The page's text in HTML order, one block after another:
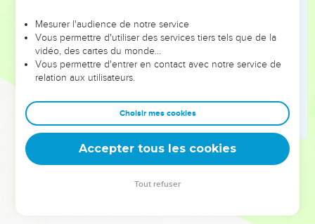
Pourquoi ? Parce que nous obéissons à ses commandements
et nous faisons ce qui lui plaît.
Voici ce que Dieu commande : nous devons croire au nom
de son Fils, Jésus-Christ, et nous aimer les uns les autres,
Celui qui obéit aux commandements de Dieu, il vit en
Dieu et Dieu vit en lui. Oui, Dieu vit en nous, à cause de
l’Esprit Saint qu’il nous a donné.
© Société biblique française – Bibli’O, 2000, avec autorisation. Pour vous procurer
Mesurer l'audience de notre service
Vous permettre d'utiliser des services tiers tels que de la
vidéo, des cartes du monde…
Vous permettre d'entrer en contact avec notre service de
relation aux utilisateurs.
Choisir mes cookies
Accepter tous les cookies
Tout refuser